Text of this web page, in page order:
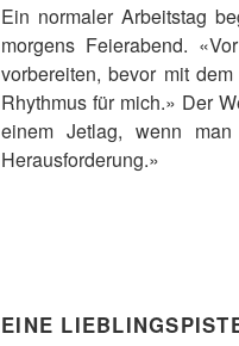
Ein normaler Arbeitstag
morgens Feierabend.
vorbereiten, bevor mit
Rhythmus für mich.» Der
einem Jetlag, wenn
Herausforderung.»
EINE